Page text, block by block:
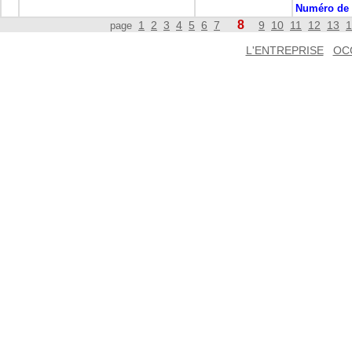
Numéro
page 1 2 3 4 5 6 7 8 9 10 11 12 13
L'ENTREPRISE